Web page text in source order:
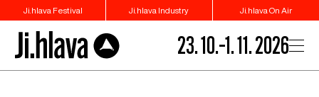
Ji.hlava Festival Ji.hlava Industry Ji.hlava On Air
23. 10.–1. 11. 2026